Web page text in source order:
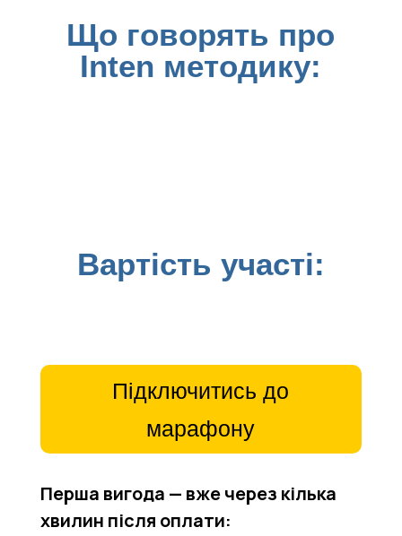
Що говорять про
Inten методику:
Вартість участі:
Підключитись до
марафону
Перша вигода — вже через кілька
хвилин після оплати: